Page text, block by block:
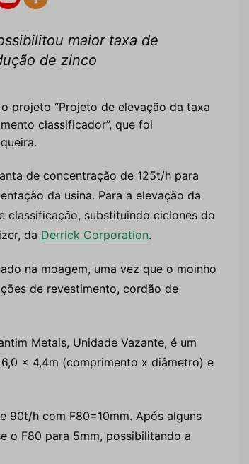
maior taxa de
de zinco
projeto “Projeto de elevação da taxa
classificador”, que foi
de concentração de 125t/h para
da usina. Para a elevação da
classificação, substituindo ciclones do
da Derrick Corporation.
na moagem, uma vez que o moinho
de revestimento, cordão de
Metais, Unidade Vazante, é um
x 4,4m (comprimento x diâmetro) e
90t/h com F80=10mm. Após alguns
o F80 para 5mm, possibilitando a